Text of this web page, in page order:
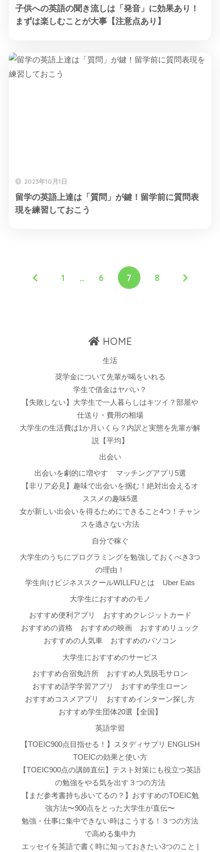
子供への英語の聞き流しは「発音」に効果あり！
まずは楽しむことが大事【注意点あり】
2023年10月1日
留学の英語上達は「質問」が鍵！留学前に質問表
現を練習しておこう
1 … 6 7 8
HOME
生活
奨学金について先輩が喝をいれる
学生で借金はヤバい？
【失敗しない】大学生で一人暮らしはキツイ？部屋や
仕送り・費用の相場
大学生の生活費は1か月いくら？内訳と実態を先輩が解
説【平均】
出会い
出会いを劇的に増やす
マッチングアプリ5選
【非リア必見】趣味で出会いを掴む！絶対出会えるオ
ススメの趣味5選
女が新しい出会いを得るためにできること4つ！チャン
スを逃さない方法
自分で稼ぐ
大学生のうちにプログラミングを勉強しておくべき3つ
の理由！
学生向けビジネススクールWILLFUとは
Uber Eats
大学生におすすめのモノ
おすすめ便利アプリ
おすすめクレジットカード
おすすめの資格
おすすめの映画
おすすめリュック
おすすめの人気車
おすすめのパソコン
大学生におすすめのサービス
おすすめ合宿免許所
おすすめ人気脱毛サロン
おすすめ語学学習アプリ
おすすめ学生ローン
おすすめコスメアプリ
おすすめインターン探し方
おすすめ学生団体20選【全国】
英語学習
【TOEIC900点目指せる！】スタディサプリ ENGLISH
TOEICの効果と使い方
【TOEIC900点の講師直伝】テスト対策にも役立つ英語
の勉強をやる気を出す３つの方法
【まだ参考書持ち歩いてるの？】おすすめのTOEIC勉
強方法〜900点をとった大学生が直伝〜
勉強・仕事に集中できない時はこうする！３つの方法
で高める集中力
エッセイを英語で書く時に知っておきたい3つのこと |